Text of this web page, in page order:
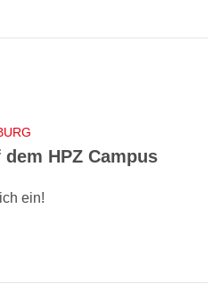
HPZ Campus
ein!